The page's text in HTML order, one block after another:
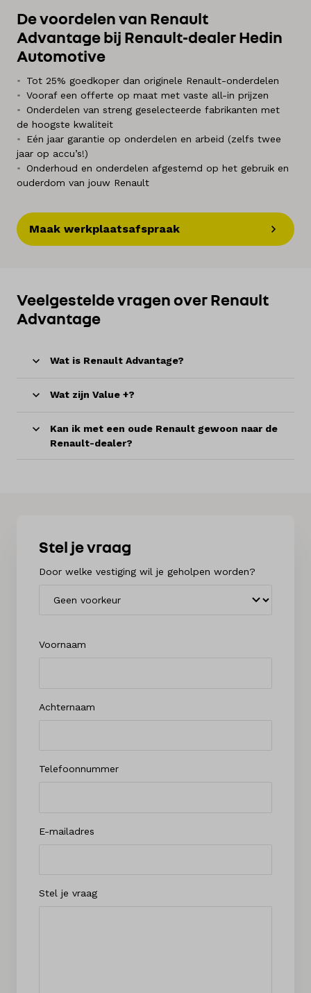
De voordelen van Renault
Advantage bij Renault-dealer Hedin
Automotive
Tot 25% goedkoper dan originele Renault-onderdelen
Vooraf een offerte op maat met vaste all-in prijzen
Onderdelen van streng geselecteerde fabrikanten met
de hoogste kwaliteit
Eén jaar garantie op onderdelen en arbeid (zelfs twee
jaar op accu’s!)
Onderhoud en onderdelen afgestemd op het gebruik en
ouderdom van jouw Renault
Maak werkplaatsafspraak
Veelgestelde vragen over Renault
Advantage
Wat is Renault Advantage?
Wat zijn Value +?
Kan ik met een oude Renault gewoon naar de
Renault-dealer?
Stel je vraag
Door welke vestiging wil je geholpen worden?
Voornaam
Achternaam
Telefoonnummer
E-mailadres
Stel je vraag